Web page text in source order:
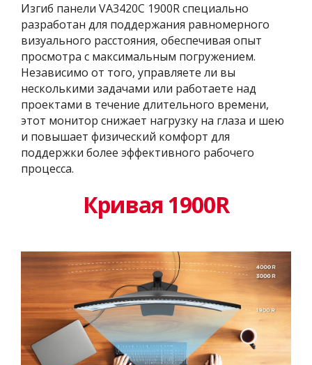
Изгиб панели VA3420C 1900R специально
разработан для поддержания равномерного
визуального расстояния, обеспечивая опыт
просмотра с максимальным погружением.
Независимо от того, управляете ли вы
несколькими задачами или работаете над
проектами в течение длительного времени,
этот монитор снижает нагрузку на глаза и шею
и повышает физический комфорт для
поддержки более эффективного рабочего
процесса.
Кривая 1900R